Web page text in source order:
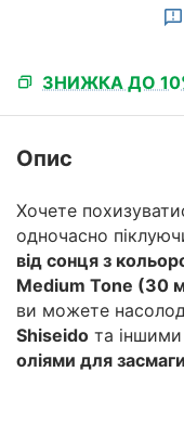
ЗНИЖКА ДО
Опис
Хочете
одночасно
від сонця з
Medium Tone (30
ви можете
Shiseido та іншими
оліями для засмаги